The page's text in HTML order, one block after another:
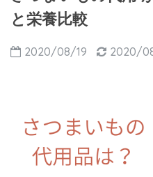
と栄養比較
2020/08/19 2020/